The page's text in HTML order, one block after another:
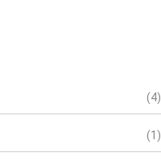
(4)
(1)